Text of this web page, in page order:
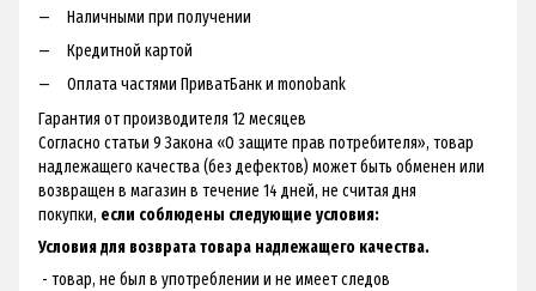
Наличными при получении
Кредитной картой
Оплата частями ПриватБанк и monobank
Гарантия от производителя 12 месяцев
Согласно статьи 9 Закона «О защите прав потребителя», товар
надлежащего качества (без дефектов) может быть обменен или
возвращен в магазин в течение 14 дней, не считая дня
покупки, если соблюдены следующие условия:
Условия для возврата товара надлежащего качества.
- товар, не был в употреблении и не имеет следов